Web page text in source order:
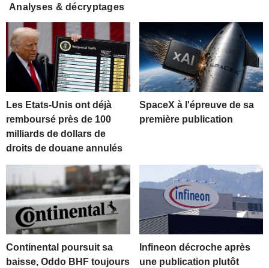
Analyses & décryptages
Les Etats-Unis ont déjà
remboursé près de 100
milliards de dollars de
droits de douane annulés
SpaceX à l'épreuve de sa
première publication
Continental poursuit sa
baisse, Oddo BHF toujours
Infineon décroche après
une publication plutôt